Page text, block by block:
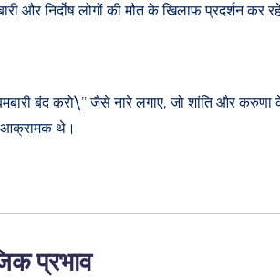
और निर्दोष लोगों की मौत के खिलाफ प्रदर्शन कर
बंद करो\” जैसे नारे लगाए, जो शांति और
आक्रामक थे।
प्रभाव